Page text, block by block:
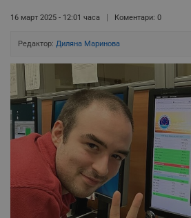
16 март 2025 - 12:01 часа Коментари: 0
Редактор: Диляна Маринова